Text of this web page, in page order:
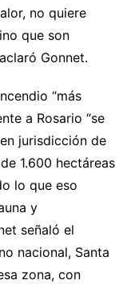
no quiere
que son
Gonnet.
“más
a Rosario “se
jurisdicción de
1.600 hectáreas
lo que eso
y
señaló el
nacional, Santa
zona, con